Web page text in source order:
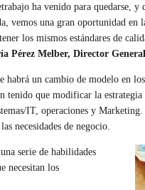
ha venido para quedarse,
vemos una gran oportunidad
los mismos estándares de
Pérez Melber, Director
un cambio de modelo en
tenido que modificar la
IT, operaciones y
necesidades de negocio.
serie de habilidades
necesitan los